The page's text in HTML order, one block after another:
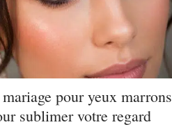
pour yeux marrons
sublimer votre regard